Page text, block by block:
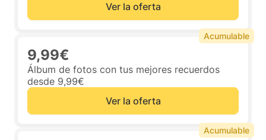
Ver la oferta
9,99€
Álbum de fotos con tus mejores recuerdos
desde 9,99€
Ver la oferta
Acumulable
Acumulable